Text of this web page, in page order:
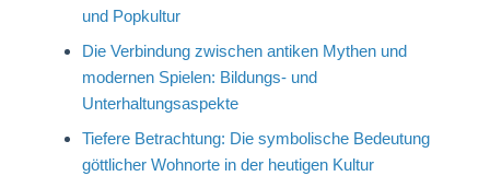
und Popkultur
Die Verbindung zwischen antiken Mythen und
modernen Spielen: Bildungs- und
Unterhaltungsaspekte
Tiefere Betrachtung: Die symbolische Bedeutung
göttlicher Wohnorte in der heutigen Kultur